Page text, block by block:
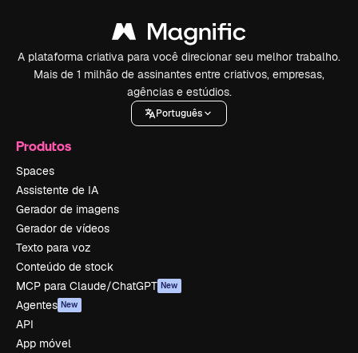
A plataforma criativa para você direcionar seu melhor trabalho.
Mais de 1 milhão de assinantes entre criativos, empresas,
agências e estúdios.
Português
Produtos
Spaces
Assistente de IA
Gerador de imagens
Gerador de vídeos
Texto para voz
Conteúdo de stock
MCP para Claude/ChatGPT New
Agentes New
API
App móvel